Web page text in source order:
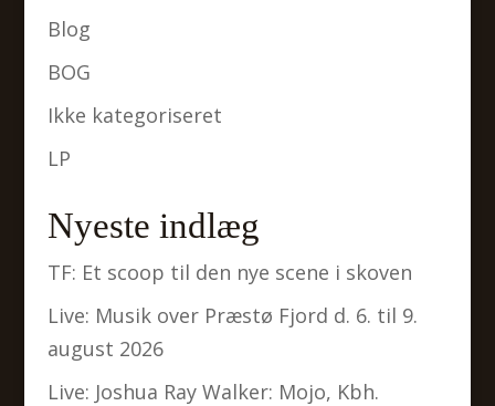
Blog
BOG
Ikke kategoriseret
LP
Nyeste indlæg
TF: Et scoop til den nye scene i skoven
Live: Musik over Præstø Fjord d. 6. til 9.
august 2026
Live: Joshua Ray Walker: Mojo, Kbh.